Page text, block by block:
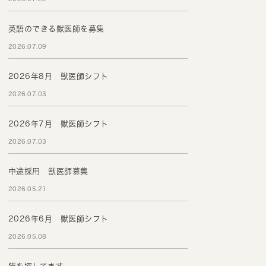
英語のできる獣医師を募集
2026.07.09
2026年8月 獣医師シフト
2026.07.03
2026年7月 獣医師シフト
2026.07.03
中途採用 獣医師募集
2026.05.21
2026年6月 獣医師シフト
2026.05.08